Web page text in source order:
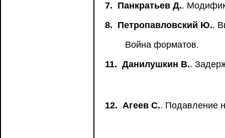
7. Панкратьев Д..
8. Петропавловский Ю..
Война форматов.
11. Данилушкин В..
12. Агеев С.. Подавление